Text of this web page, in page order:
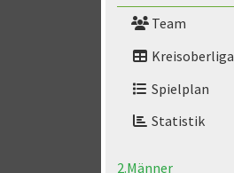
Team
Kreisoberliga
Spielplan
Statistik
2.Männer